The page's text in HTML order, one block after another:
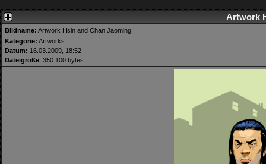
Artwork
Bildname: Artwork Hsin and Chan Jaoming
Kategorie: Artworks
Datum: 16.03.2009, 18:52
Dateigröße: 350.100 bytes